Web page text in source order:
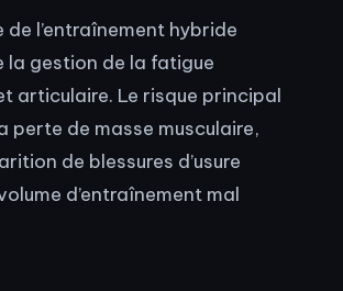
de l’entraînement hybride
la gestion de la fatigue
articulaire. Le risque principal
perte de masse musculaire,
de blessures d’usure
d’entraînement mal